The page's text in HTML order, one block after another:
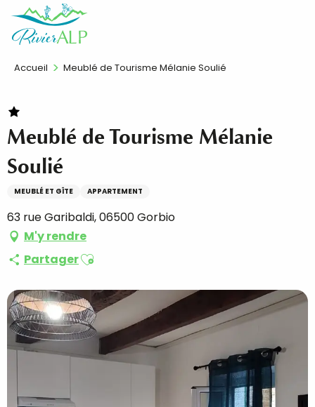
contenu
FR
Accueil Meublé de Tourisme Mélanie Soulié
Meublé de Tourisme Mélanie
Soulié
MEUBLÉ ET GÎTE APPARTEMENT
63 rue Garibaldi, 06500 Gorbio
M'y rendre
PartagerAjouter aux favoris